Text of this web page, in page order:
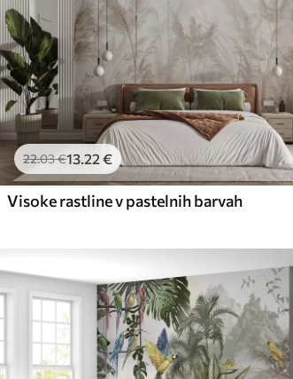
22.03€13 .22 €
Visoke rastline v pastelnih barvah